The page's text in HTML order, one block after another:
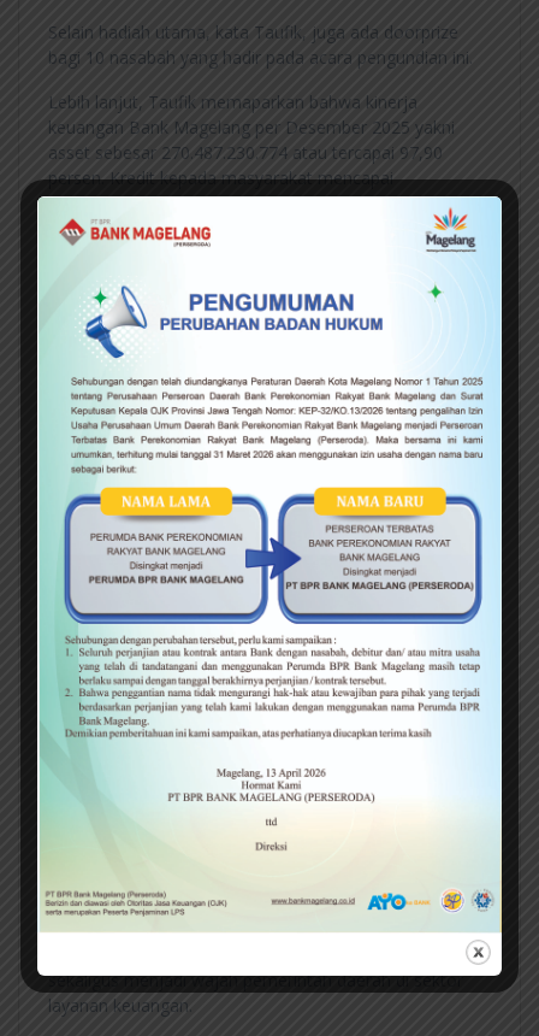
Selain hadiah utama, kata Taufik, juga ada doorprize
bagi 10 nasabah yang hadir pada acara pengundian ini.
Lebih lanjut, Taufik memaparkan bahwa kinerja
keuangan Bank Magelang per Desember 2025 yakni
asset sebesar 270.487.230.774 atau tercapai 97,90
persen. Kredit kepada masyarakat mencapai
206.421.795.808 atau tercapai 94,97 persen.
Kemudian penghimpunan dana masyarakat
211.380.238.775 atau tercapai 97,22 persen, dan laba
3.043.978.115 atau tercapai 101,42 persen.
Sementara itu, Wali Kota Magelang Damar Prasetyono
menyebut Bank Magelang merupakan salah satu BUMD
yang berperan dalam mendukung perekonomian di
daerah.
“Yang tak hanya menjalani fungsi sebagai lembaga
intermediasi keuangan tetapi juga bagian dari sistem
pelayanan publik,” ujarnya.
Menurut Damar, jika dalam konteks pemerintahan,
keberhasilan pembangunan ditentukan oleh kepercayaan
masyarakat, maka prinsip yang sama berlaku dalam
dunia perbankan. Dimana keberhasilan sangat
ditentukan oleh sejauh mana nasabah merasa aman,
dilayani dengan baik, dan memperoleh manfaat nyata.
Dia pun berpesan kepada seluruh jajaran Bank
Magelang. Pertama terkait tata kelola dan kehati-hatian
dalam pengelolaan dana masyarakat.
“Ini penting, karena hal tersebut menjadi prasyarat
pesannya.
Kedua, jaga kualitas pelayanan. Karena pelayanan yang
baik, tak hanya menjadi cerminan kinerja bank namun
sekaligus menjadi wajah pemerintah daerah di sektor
layanan keuangan.